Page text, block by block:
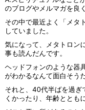
のブログやメルマガを良
その中で最近よく「メタ
していました。
気になって、メタトロン
事も読んだんです。
ヘッドフォンのような器
がわかるなんて面白そう
それと、40代半ばを過ぎ
くかったり、年齢ととも